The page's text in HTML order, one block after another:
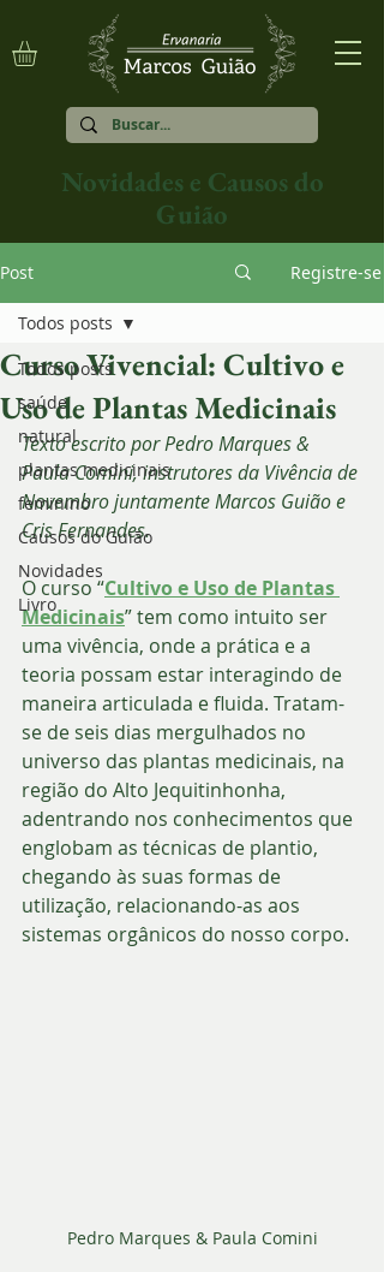
Novidades e Causos do
Guião
Post Registre-se
Todos posts
saúde
natural
plantas medicinais
feminino
Causos do Guião
Novidades
Livro
Todos posts
Curso Vivencial: Cultivo e
Uso de Plantas Medicinais
Texto escrito por Pedro Marques &
Paula Comini, instrutores da Vivência de
Novembro juntamente Marcos Guião e
Cris Fernandes.
O curso “Cultivo e Uso de Plantas
Medicinais” tem como intuito ser
uma vivência, onde a prática e a
teoria possam estar interagindo de
maneira articulada e fluida. Tratam-
se de seis dias mergulhados no
universo das plantas medicinais, na
região do Alto Jequitinhonha,
adentrando nos conhecimentos que
englobam as técnicas de plantio,
chegando às suas formas de
utilização, relacionando-as aos
sistemas orgânicos do nosso corpo.
Pedro Marques & Paula Comini